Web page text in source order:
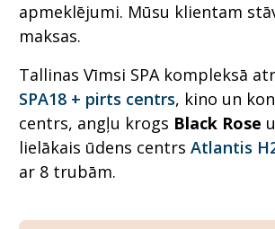
apmeklējumi. Mūsu klientam
maksas.
Tallinas Vīmsi SPA kompleksā
SPA18 + pirts centrs, kino un
centrs, angļu krogs Black Rose
lielākais ūdens centrs Atlantis
ar 8 trubām.